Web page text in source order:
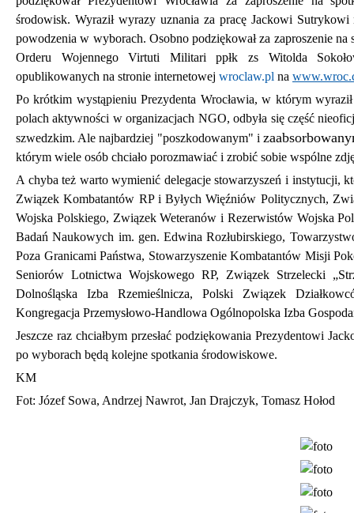
środowisk. Wyraził wyrazy uznania za pracę Jackowi
powodzenia w wyborach. Osobno podziękował za zaproszenie
Orderu Wojennego Virtuti Militari ppłk zs Witolda
opublikowanych na stronie internetowej wroclaw.pl na
Po krótkim wystąpieniu Prezydenta Wrocławia, w którym
polach aktywności w organizacjach NGO, odbyła się część
szwedzkim. Ale najbardziej "poszkodowanym" i
którym wiele osób chciało porozmawiać i zrobić sobie wspólne
A chyba też warto wymienić delegacje stowarzyszeń i instytucji,
Związek Kombatantów RP i Byłych Więźniów Politycznych,
Wojska Polskiego, Związek Weteranów i Rezerwistów Wojska
Badań Naukowych im. gen. Edwina Rozłubirskiego,
Poza Granicami Państwa, Stowarzyszenie Kombatantów Misji
Seniorów Lotnictwa Wojskowego RP, Związek Strzelecki
Dolnośląska Izba Rzemieślnicza, Polski Związek
Kongregacja Przemysłowo-Handlowa Ogólnopolska Izba
Jeszcze raz chciałbym przesłać podziękowania Prezydentowi
po wyborach będą kolejne spotkania środowiskowe.
KM
Fot: Józef Sowa, Andrzej Nawrot, Jan Drajczyk, Tomasz Hołod